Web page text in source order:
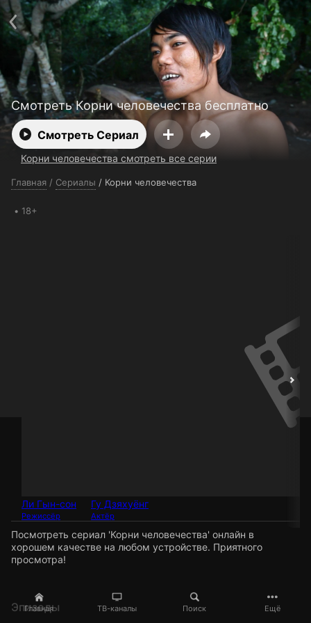
Главная ТВ-каналы Поиск Ещё
Смотреть Корни человечества бесплатно
Смотреть Сериал
Корни человечества смотреть все серии
Главная / Сериалы / Корни человечества
18+
Ли Гын-сон
Режиссёр
Гу Дзяхуёнг
Актёр
Посмотреть сериал 'Корни человечества' онлайн в
хорошем качестве на любом устройстве. Приятного
просмотра!
Эпизоды
Поддержка:support@24h.tv
О сервисе
Пользовательское соглашение
Политика конфиденциальности
Для партнёров
Открыть приложение
Ввести промокод
Установить на ТВ
Бесплатные каналы Контакты